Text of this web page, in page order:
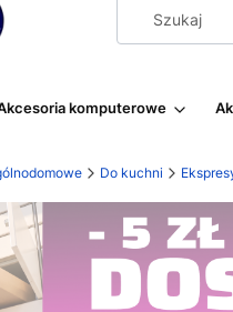
komputerowe
Do kuchni